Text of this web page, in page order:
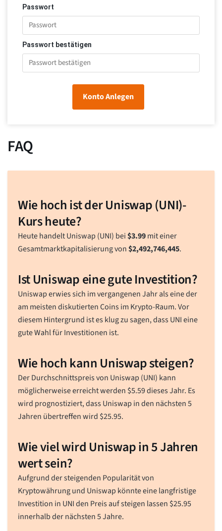
Passwort
Passwort bestätigen
Konto Anlegen
FAQ
Wie hoch ist der Uniswap (UNI)-
Kurs heute?
Heute handelt Uniswap (UNI) bei$3.99mit einer
Gesamtmarktkapitalisierung von$2,492,746,445.
Ist Uniswap eine gute Investition?
Uniswap erwies sich im vergangenen Jahr als eine der
am meisten diskutierten Coins im Krypto-Raum. Vor
diesem Hintergrund ist es klug zu sagen, dass UNI eine
gute Wahl für Investitionen ist.
Wie hoch kann Uniswap steigen?
Der Durchschnittspreis von Uniswap (UNI) kann
möglicherweise erreicht werden $5.59dieses Jahr. Es
wird prognostiziert, dass Uniswap in den nächsten 5
Jahren übertreffen wird $25.95.
Wie viel wird Uniswap in 5 Jahren
wert sein?
Aufgrund der steigenden Popularität von
Kryptowährung und Uniswap könnte eine langfristige
Investition in UNI den Preis auf steigen lassen $25.95
innerhalb der nächsten 5 Jahre.